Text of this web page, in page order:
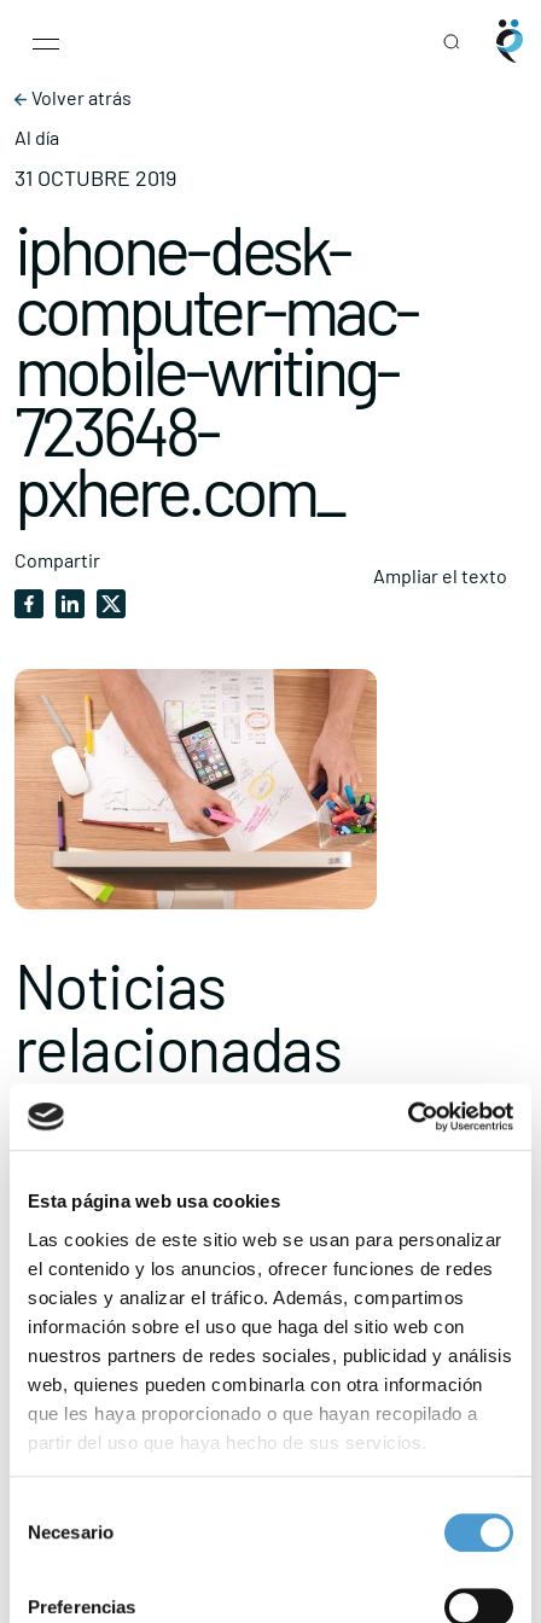
Esta página web usa cookies
Las cookies de este sitio web se usan para personalizar
el contenido y los anuncios, ofrecer funciones de redes
sociales y analizar el tráfico. Además, compartimos
información sobre el uso que haga del sitio web con
nuestros partners de redes sociales, publicidad y análisis
web, quienes pueden combinarla con otra información
que les haya proporcionado o que hayan recopilado a
partir del uso que haya hecho de sus servicios.
de cookies
Necesario
Preferencias
Main Navigation
Volver atrás
Al día
31 OCTUBRE 2019
iphone-desk-
computer-mac-
mobile-writing-
723648-
pxhere.com_
Compartir
Ampliar el texto
Noticias
relacionadas